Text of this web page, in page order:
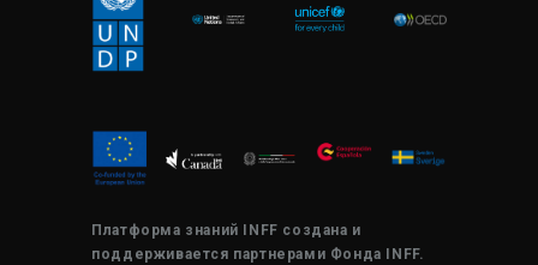
Платформа знаний INFF создана и
поддерживается партнерами Фонда INFF.